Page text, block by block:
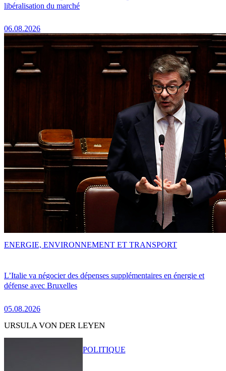
libéralisation du marché
06.08.2026
L’Italie va négocier des dépenses supplémentaires en énergie et
défense avec Bruxelles
05.08.2026
ENERGIE, ENVIRONNEMENT ET TRANSPORT
URSULA VON DER LEYEN
POLITIQUE